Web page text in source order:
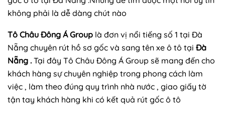
không phải là dễ dàng chút nào
Tô Châu Đông Á Group là đơn vị nổi tiếng số 1 tại Đà
Nẵng chuyên rút hồ sơ gốc và sang tên xe ô tô tại Đà
Nẵng . Tại đây Tô Châu Đông Á Group sẽ mang đến cho
khách hàng sự chuyên nghiệp trong phong cách làm
việc , làm theo đúng quy trình nhà nước , giao giấy tờ
tận tay khách hàng khi có kết quả rút gốc ô tô